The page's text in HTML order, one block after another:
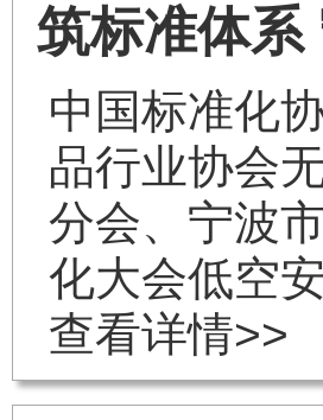
筑标准体系
中国标准化
品行业协会
分会、宁波
化大会低空
查看详情>>